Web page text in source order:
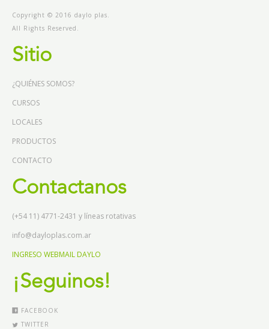
Copyright © 2016 daylo plas.
All Rights Reserved.
Sitio
¿QUIÉNES SOMOS?
CURSOS
LOCALES
PRODUCTOS
CONTACTO
Contactanos
(+54 11) 4771-2431 y líneas rotativas
info@dayloplas.com.ar
INGRESO WEBMAIL DAYLO
¡Seguinos!
FACEBOOK
TWITTER